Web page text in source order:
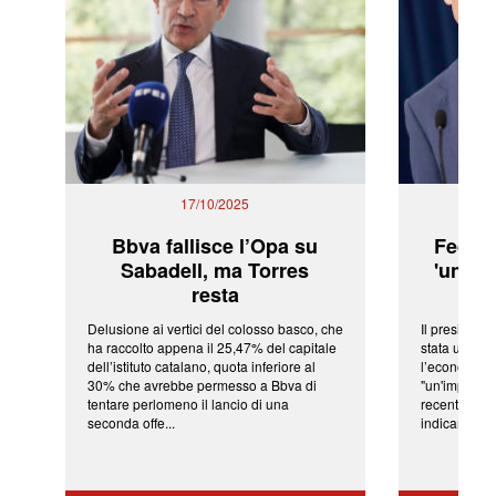
17/10/2025
Bbva fallisce l’Opa su
Sabadell, ma Torres
resta
Delusione ai vertici del colosso basco, che
ha raccolto appena il 25,47% del capitale
dell’istituto catalano, quota inferiore al
30% che avrebbe permesso a Bbva di
tentare perlomeno il lancio di una
seconda offe...
Fed:
'una
Il
stata una
l’economia
recenti
indicano